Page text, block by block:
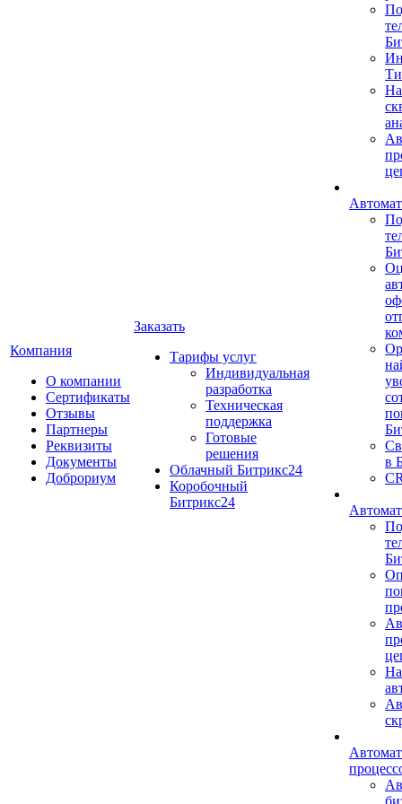
Компания
О компании
Сертификаты
Отзывы
Партнеры
Реквизиты
Документы
Доброриум
Заказать
Тарифы услуг
Индивидуальная
разработка
Техническая
поддержка
Готовые
решения
Облачный Битрикс24
Коробочный
Битрикс24
в